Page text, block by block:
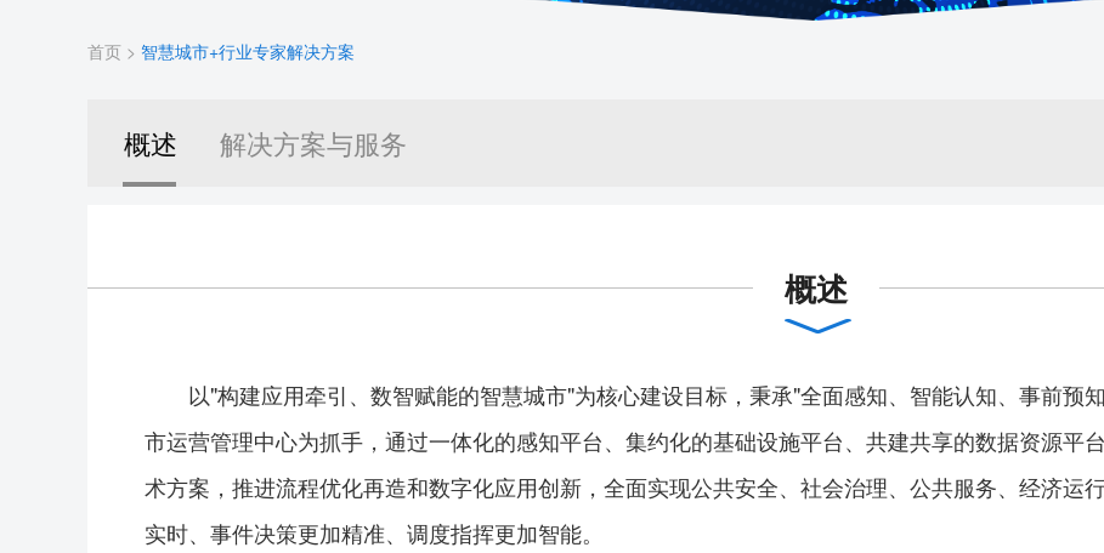
首页 > 智慧城市+行业专家解决方案
概述 解决方案与服务
概述
以"构建应用牵引、数智赋能的智慧城市"为核心建设目标，秉承"全面感知、智能认知、事前预
市运营管理中心为抓手，通过一体化的感知平台、集约化的基础设施平台、共建共享的数据资源平
术方案，推进流程优化再造和数字化应用创新，全面实现公共安全、社会治理、公共服务、经济运
实时、事件决策更加精准、调度指挥更加智能。